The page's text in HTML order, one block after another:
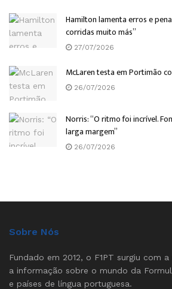
Hamilton lamenta erros e
corridas muito más”
27/07/2026
McLaren testa em Portimão
26/07/2026
Norris: “O ritmo foi incrível.
larga margem”
26/07/2026
Sobre Nós
Fundado em 2012, o F1PT surgiu com
a informação sobre o mundo da
e países de língua portuguesa.